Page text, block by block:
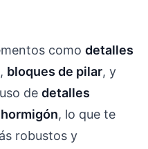
como detalles
, bloques de pilar, y
de detalles
hormigón, lo que te
robustos y